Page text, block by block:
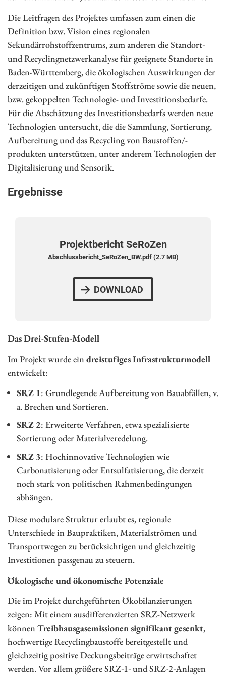
Die Leitfragen des Projektes umfassen zum einen die
Definition bzw. Vision eines regionalen
Sekundärrohstoffzentrums, zum anderen die Standort-
und Recyclingnetzwerkanalyse für geeignete Standorte in
Baden-Württemberg, die ökologischen Auswirkungen der
derzeitigen und zukünftigen Stoffströme sowie die neuen,
bzw. gekoppelten Technologie- und Investitionsbedarfe.
Für die Abschätzung des Investitionsbedarfs werden neue
Technologien untersucht, die die Sammlung, Sortierung,
Aufbereitung und das Recycling von Baustoffen/-
produkten unterstützen, unter anderem Technologien der
Digitalisierung und Sensorik.
Ergebnisse
Projektbericht SeRoZen
Abschlussbericht_SeRoZen_BW.pdf (2.7 MB)
DOWNLOAD
Das Drei-Stufen-Modell
Im Projekt wurde eindreistufiges Infrastrukturmodell
entwickelt:
SRZ 1: Grundlegende Aufbereitung von Bauabfällen, v.
a. Brechen und Sortieren.
SRZ 2: Erweiterte Verfahren, etwa spezialisierte
Sortierung oder Materialveredelung.
SRZ 3: Hochinnovative Technologien wie
Carbonatisierung oder Entsulfatisierung, die derzeit
noch stark von politischen Rahmenbedingungen
abhängen.
Diese modulare Struktur erlaubt es, regionale
Unterschiede in Baupraktiken, Materialströmen und
Transportwegen zu berücksichtigen und gleichzeitig
Investitionen passgenau zu steuern.
Ökologische und ökonomische Potenziale
Die im Projekt durchgeführten Ökobilanzierungen
zeigen: Mit einem ausdifferenzierten SRZ-Netzwerk
könnenTreibhausgasemissionen signifikant gesenkt,
hochwertige Recyclingbaustoffe bereitgestellt und
gleichzeitig positive Deckungsbeiträge erwirtschaftet
werden. Vor allem größere SRZ-1- und SRZ-2-Anlagen